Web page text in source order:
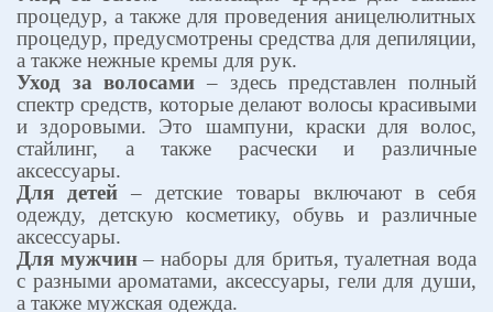
процедур, а также для проведения аницелюлитных
процедур, предусмотрены средства для депиляции,
а также нежные кремы для рук.
Уход за волосами – здесь представлен полный
спектр средств, которые делают волосы красивыми
и здоровыми. Это шампуни, краски для волос,
стайлинг, а также расчески и различные
аксессуары.
Для детей – детские товары включают в себя
одежду, детскую косметику, обувь и различные
аксессуары.
Для мужчин– наборы для бритья, туалетная вода
с разными ароматами, аксессуары, гели для души,
а также мужская одежда.